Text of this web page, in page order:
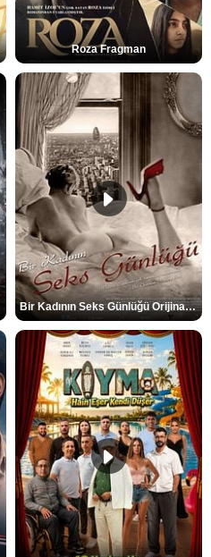
Roza Fragman
Bir Kadının Seks Günlüğü Orijinal Fragman